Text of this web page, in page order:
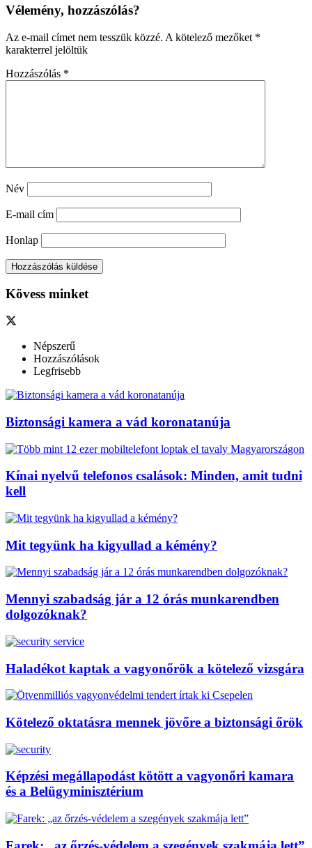
Vélemény, hozzászólás?
Az e-mail címet nem tesszük közzé. A kötelező mezőket *
karakterrel jelöltük
Hozzászólás *
Név
E-mail cím
Honlap
Kövess minket
Népszerű
Hozzászólások
Legfrisebb
Biztonsági kamera a vád koronatanúja
Kínai nyelvű telefonos csalások: Minden, amit tudni
kell
Mit tegyünk ha kigyullad a kémény?
Mennyi szabadság jár a 12 órás munkarendben
dolgozóknak?
Haladékot kaptak a vagyonőrök a kötelező vizsgára
Kötelező oktatásra mennek jövőre a biztonsági őrök
Képzési megállapodást kötött a vagyonőri kamara
és a Belügyminisztérium